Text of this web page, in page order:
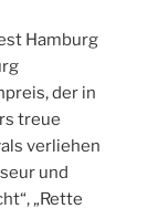
Hamburg
der in
treue
verliehen
und
„Rette